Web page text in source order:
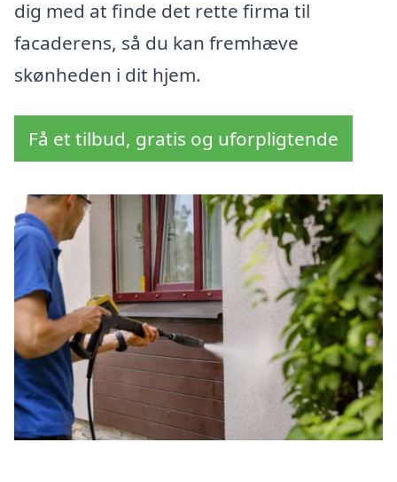
dig med at finde det rette firma til
facaderens, så du kan fremhæve
skønheden i dit hjem.
Få et tilbud, gratis og uforpligtende